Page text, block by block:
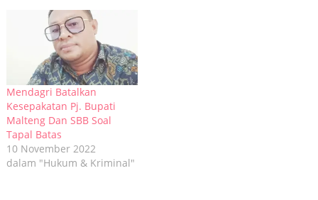
Mendagri Batalkan
Kesepakatan Pj. Bupati
Malteng Dan SBB Soal
Tapal Batas
10 November 2022
dalam "Hukum & Kriminal"